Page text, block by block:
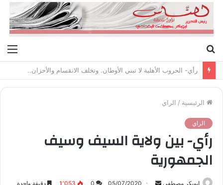
عن
رأي- الحروب الأهلية لا تبني الأوطان. وتخلف الانقسام والأحزان..
الرئيسية / الراي
الراي
رأي- بين ولاية السيف وسيف
الجمهورية
ابوبكر مصطفى 05/07/2020
0 1٬053 دقيقة واحدة